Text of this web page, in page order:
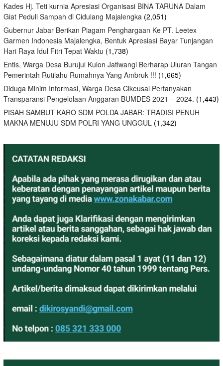
Kades Hj. Teti kurnia Apresiasi Organisasi BINA TARUNA Dalam
Giat Peduli Sampah di Cidulang Majalengka (2,051)
Gubernur Jabar Berikan Piagam Penghargaan Ke PT. Leetex
Garmen Indonesia Majalengka, Bentuk Apresiasi Bayar Tunjangan
Hari Raya Idul Fitri Tepat Waktu (1,738)
Entis, Warga Desa Burujul Kulon Jatiwangi Berharap Uluran Tangan
Pemerintah Rutilahu Rumahnya Yang Ambruk !!! (1,665)
Diduga Minim Informasi, Warga Desa Cikeusal Pertanyakan
Transparansi Pengelolaan Anggaran BUMDES 2021 – 2024. (1,443)
PISAH SAMBUT KARO SDM POLDA JABAR: TRADISI PENUH
MAKNA MENUJU SDM POLRI YANG UNGGUL (1,342)